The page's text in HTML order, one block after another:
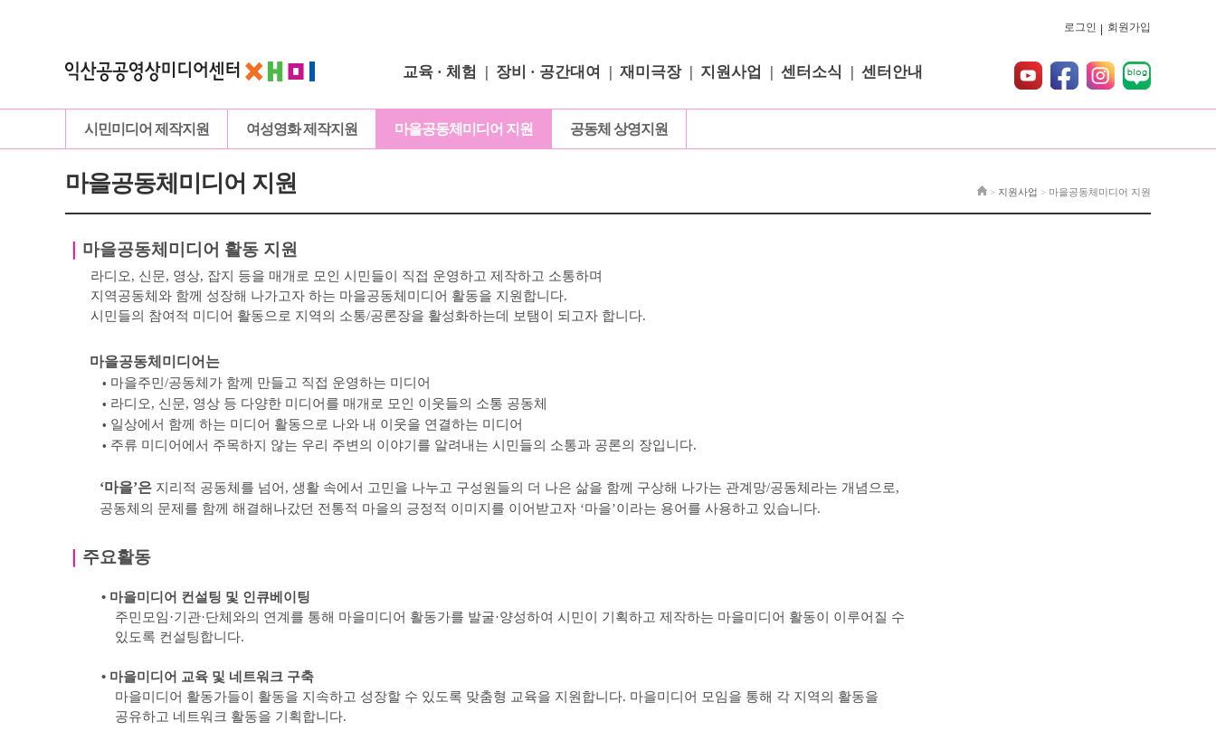
로그인 회원가입
교육 · 체험 장비 · 공간대여 재미극장 지원사업 센터소식 센터안내
시민미디어 제작지원 여성영화 제작지원 마을공동체미디어 지원 공동체 상영지원
마을공동체미디어 지원 > 지원사업 > 마을공동체미디어 지원
마을공동체미디어 활동 지원
라디오, 신문, 영상, 잡지 등을 매개로 모인 시민들이 직접 운영하고 제작하고 소통하며
지역공동체와 함께 성장해 나가고자 하는 마을공동체미디어 활동을 지원합니다.
시민들의 참여적 미디어 활동으로 지역의 소통/공론장을 활성화하는데 보탬이 되고자 합니다.
마을공동체미디어는
• 마을주민/공동체가 함께 만들고 직접 운영하는 미디어
• 라디오, 신문, 영상 등 다양한 미디어를 매개로 모인 이웃들의 소통 공동체
• 일상에서 함께 하는 미디어 활동으로 나와 내 이웃을 연결하는 미디어
• 주류 미디어에서 주목하지 않는 우리 주변의 이야기를 알려내는 시민들의 소통과 공론의 장입니다.
‘마을’은 지리적 공동체를 넘어 ,생활 속에서 고민을 나누고 구성원들의 더 나은 삶을 함께 구상해 나가는 관계망/공동체라는 개념으로,
공동체의 문제를 함께 해결해나갔던 전통적 마을의 긍정적 이미지를 이어받고자 ‘마을’이라는 용어를 사용하고 있습니다.
주요활동
• 마을미디어 컨설팅 및 인큐베이팅
주민모임·기관·단체와의 연계를 통해 마을미디어 활동가를 발굴·양성하여 시민이 기획하고 제작하는 마을미디어 활동이 이루어질 수
있도록 컨설팅합니다.
• 마을미디어 교육 및 네트워크 구축
마을미디어 활동가들이 활동을 지속하고 성장할 수 있도록 맞춤형 교육을 지원합니다. 마을미디어 모임을 통해 각 지역의 활동을
공유하고 네트워크 활동을 기획합니다.